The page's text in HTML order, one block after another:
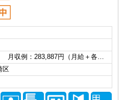
月収例：283,887円（月給＋各…
区